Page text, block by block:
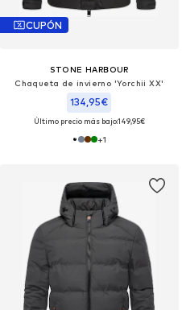
CUPÓN
STONE HARBOUR
Chaqueta de invierno 'Yorchii XX'
134,95€
Último precio más bajo:149,95€
+1